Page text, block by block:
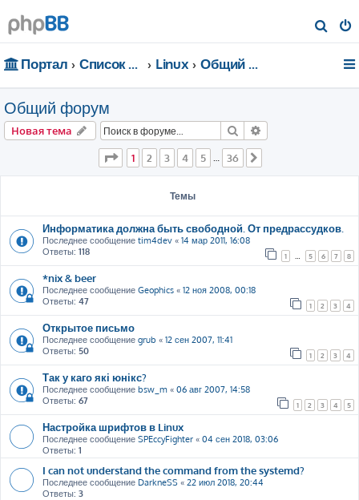
о
Портал Список форумов Linux Общий форум
Общий форум
Новая тема Поиск
Страница из 36
1 2 3 4 5 … 36
Темы
Информатика должна быть свободной. От предрассудков.
Последнее сообщение tim4dev « 14 мар 2011, 16:08
Ответы: 118 1 5 6 7 8
*nix & beer
Последнее сообщение Geophics « 12 ноя 2008, 00:18
Ответы: 47 1 2 3 4
Открытое письмо
Последнее сообщение grub « 12 сен 2007, 11:41
Ответы: 50 1 2 3 4
Так у каго які юнікс?
Последнее сообщение bsw_m « 06 авг 2007, 14:58
Ответы: 67 1 2 3 4 5
Настройка шрифтов в Linux
Последнее сообщение SPEccyFighter « 04 сен 2018, 03:06
Ответы: 1
I can not understand the command from the systemd?
Последнее сообщение DarkneSS « 22 июл 2018, 20:44
Ответы: 3